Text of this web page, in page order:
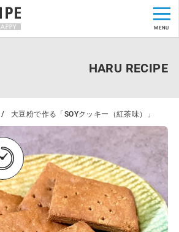
大豆粉で作る「SOYクッキー（紅茶味）」